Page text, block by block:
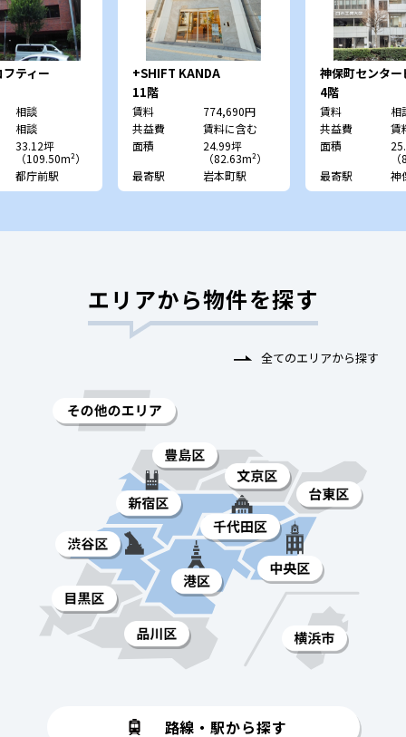
ティー
相談
相談
33.12坪
（109.50m²）
都庁前駅
+SHIFT KANDA
11階
賃料
774,690円
共益費
賃料に含む
面積
24.99坪
（82.63m²）
最寄駅
岩本町駅
神保町センター
4階
賃料
相
共益費
賃
面積
最寄駅
神
エリアから物件を探す
全てのエリアから探す
路線・駅から探す